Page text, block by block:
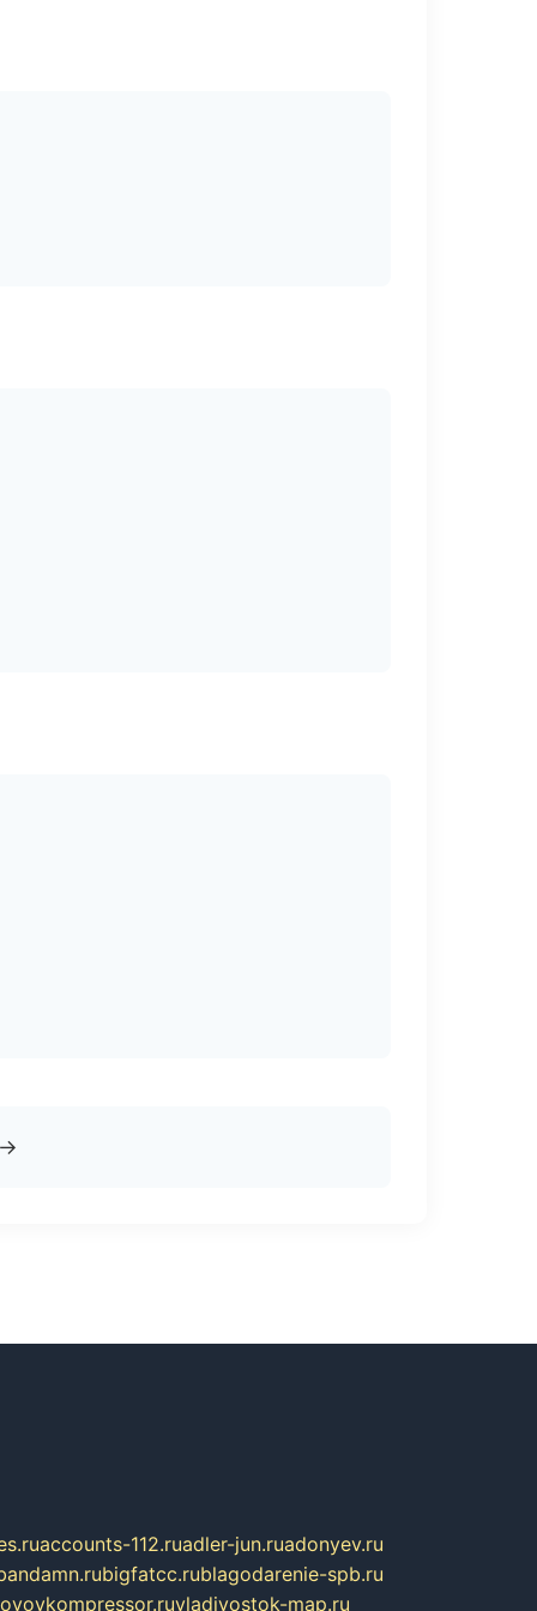
accounts-112.ruadler-jun.ruadonyev.ru
bigfatcc.rublagodarenie-spb.ru
vladivostok-map.ru